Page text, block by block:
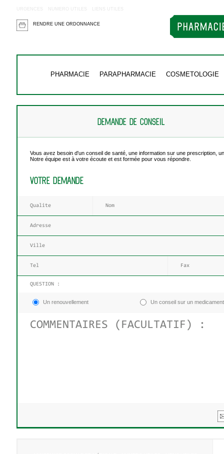
URGENCES NUMERO UTILES LIENS UTILES
RENDRE UNE ORDONNANCE
PHARMACIE PARAPHARMACIE COSMETOLOGIE
DEMANDE DE CONSEIL
Vous avez besoin d'un conseil de santé, une information sur une prescription,
Notre équipe est à votre écoute et est formée pour vous répondre.
VOTRE DEMANDE
QUESTION :
Un renouvellement Un conseil sur un medicament